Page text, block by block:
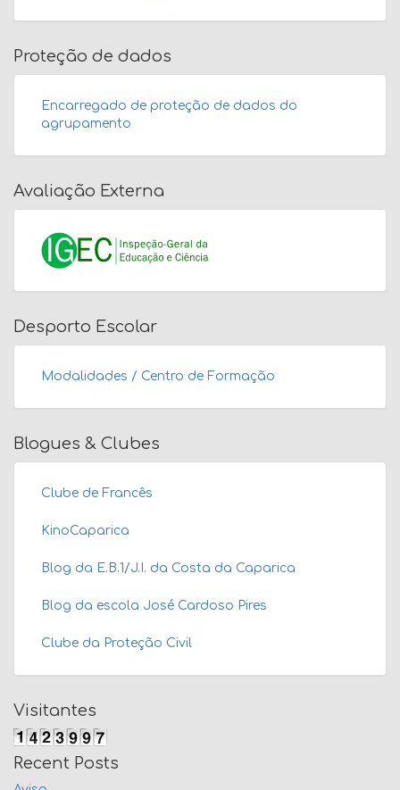
Proteção de dados
Encarregado de proteção de dados do
agrupamento
Avaliação Externa
Desporto Escolar
Modalidades / Centro de Formação
Blogues & Clubes
Clube de Francês
KinoCaparica
Blog da E.B.1/J.I. da Costa da Caparica
Blog da escola José Cardoso Pires
Clube da Proteção Civil
Visitantes
Recent Posts